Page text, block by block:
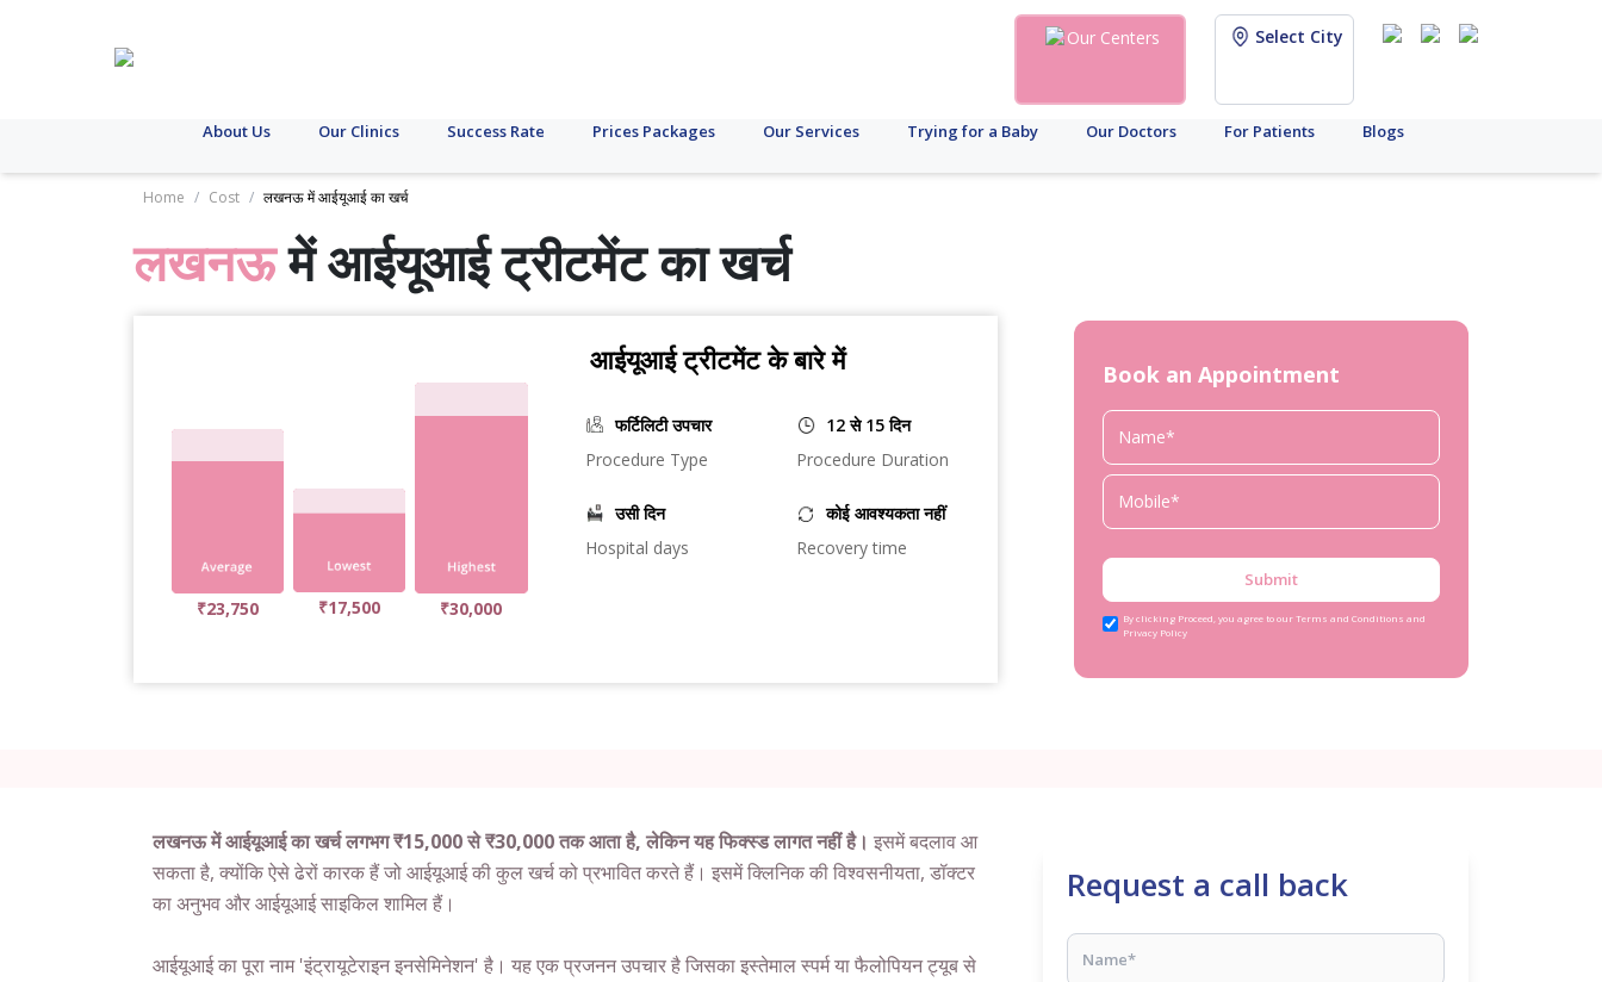
Our Centers Select City
About Us Our Clinics Success Rate Prices Packages Our Services Trying for a Baby Our Doctors For Patients Blogs
Home / Cost / लखनऊ में आईयूआई का खर्च
लखनऊमें आईयूआई ट्रीटमेंट का खर्च
₹23,750 ₹17,500 ₹30,000
आईयूआई ट्रीटमेंट के बारे में
फर्टिलिटी उपचार
Procedure Type
12 से 15 दिन
Procedure Duration
उसी दिन
Hospital days
कोई आवश्यकता नहीं
Recovery time
Book an Appointment
Submit
By clicking Proceed, you agree to our Terms and Conditions and
Privacy Policy
लखनऊ में आईयूआई का खर्च लगभग ₹15,000 से ₹30,000 तक आता है, लेकिन यह फिक्स्ड लागत नहीं है। इसमें बदलाव आ
सकता है, क्योंकि ऐसे ढेरों कारक हैं जो आईयूआई की कुल खर्च को प्रभावित करते हैं। इसमें क्लिनिक की विश्वसनीयता, डॉक्टर
का अनुभव और आईयूआई साइकिल शामिल हैं।
आईयूआई का पूरा नाम 'इंट्रायूटेराइन इनसेमिनेशन' है। यह एक प्रजनन उपचार है जिसका इस्तेमाल स्पर्म या फैलोपियन ट्यूब से
Request a call back